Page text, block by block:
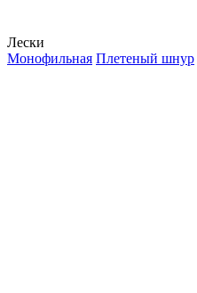
Лески
Монофильная Плетеный шнур